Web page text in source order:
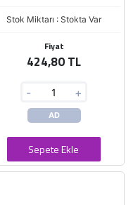
Stok Miktarı : Stokta Var
Fiyat
424,80 TL
- +
AD
Sepete Ekle